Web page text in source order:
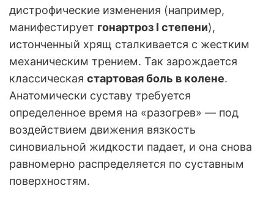
дистрофические изменения (например,
манифестирует гонартроз I степени),
истонченный хрящ сталкивается с жестким
механическим трением. Так зарождается
классическая стартовая боль в колене.
Анатомически суставу требуется
определенное время на «разогрев» — под
воздействием движения вязкость
синовиальной жидкости падает, и она снова
равномерно распределяется по суставным
поверхностям.